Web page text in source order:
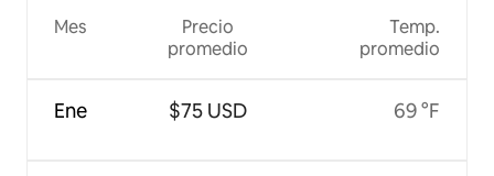
Mes
Ene
Precio
promedio
$75 USD
Temp.
promedio
69 °F